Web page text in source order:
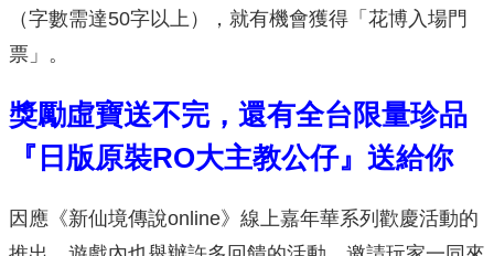
（字數需達50字以上），就有機會獲得「花博入場門
票」。
獎勵虛寶送不完，還有全台限量珍品
『日版原裝RO大主教公仔』送給你
因應《新仙境傳說online》線上嘉年華系列歡慶活動的